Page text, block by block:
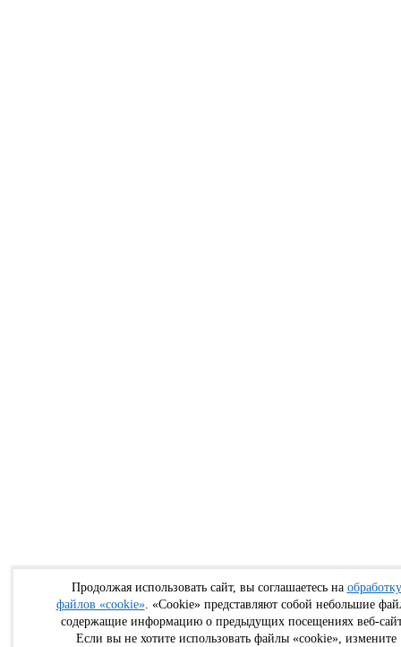
Продолжая использовать сайт, вы соглашаетесь на обработку
файлов «cookie». «Cookie» представляют собой небольшие
содержащие информацию о предыдущих посещениях веб-
Если вы не хотите использовать файлы «cookie», измените